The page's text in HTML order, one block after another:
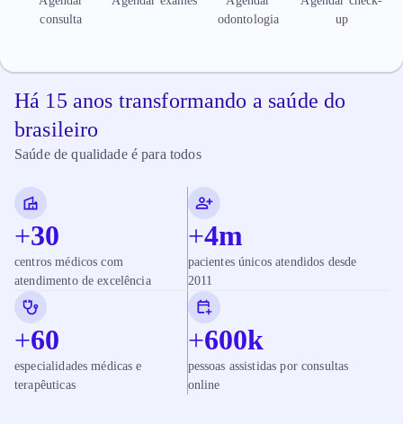
consulta
odontologia
up
Há 15 anos transformando a saúde do
brasileiro
Saúde de qualidade é para todos
+30
centros médicos com
atendimento de excelência
+4m
pacientes únicos atendidos desde
2011
+60
especialidades médicas e
terapêuticas
+600k
pessoas assistidas por consultas
online